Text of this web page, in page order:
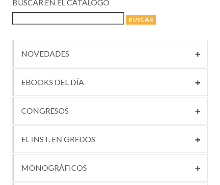
BUSCAR EN EL CATÁLOGO
NOVEDADES
EBOOKS DEL DÍA
CONGRESOS
EL INST. EN GREDOS
MONOGRÁFICOS